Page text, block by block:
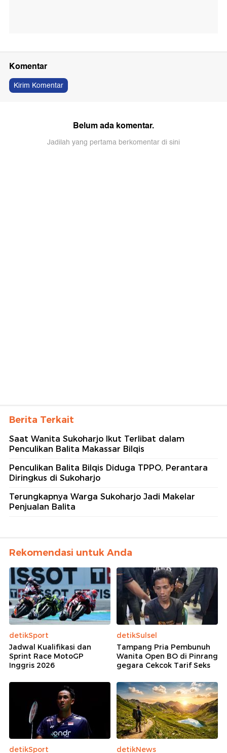
Komentar
Kirim Komentar
Belum ada komentar.
Jadilah yang pertama berkomentar di sini
Berita Terkait
Saat Wanita Sukoharjo Ikut Terlibat dalam
Penculikan Balita Makassar Bilqis
Penculikan Balita Bilqis Diduga TPPO, Perantara
Diringkus di Sukoharjo
Terungkapnya Warga Sukoharjo Jadi Makelar
Penjualan Balita
Rekomendasi untuk Anda
detikSport
Jadwal Kualifikasi dan
Sprint Race MotoGP
Inggris 2026
detikSulsel
Tampang Pria Pembunuh
Wanita Open BO di Pinrang
gegara Cekcok Tarif Seks
detikSport detikNews